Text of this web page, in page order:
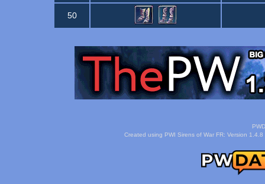
50
Created using PWI Sirens of War FR: Version